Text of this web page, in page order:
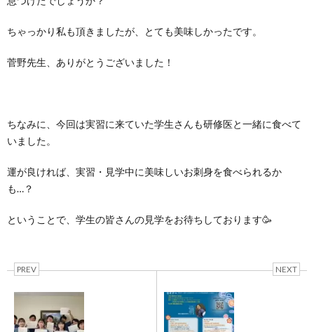
ちゃっかり私も頂きましたが、とても美味しかったです。
菅野先生、ありがとうございました！
ちなみに、今回は実習に来ていた学生さんも研修医と一緒に食べて
いました。
運が良ければ、実習・見学中に美味しいお刺身を食べられるか
も…？
ということで、学生の皆さんの見学をお待ちしております🥳
PREV NEXT